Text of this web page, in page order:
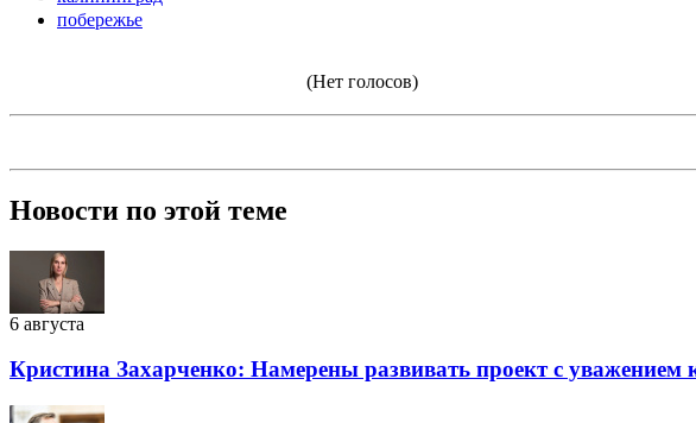
побережье
(Нет голосов)
Новости по этой теме
6 августа
Кристина Захарченко: Намерены развивать проект с уважением